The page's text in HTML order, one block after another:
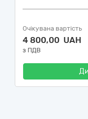
Очікувана вартість
4 800,00 UAH
з ПДВ